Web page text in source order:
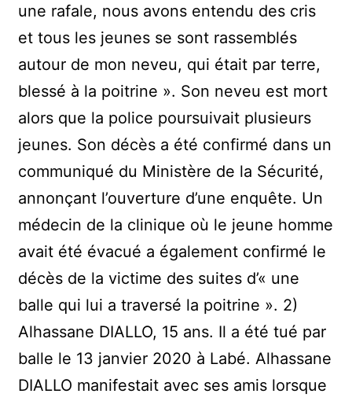
une rafale, nous avons entendu des cris
et tous les jeunes se sont rassemblés
autour de mon neveu, qui était par terre,
blessé à la poitrine ». Son neveu est mort
alors que la police poursuivait plusieurs
jeunes. Son décès a été confirmé dans un
communiqué du Ministère de la Sécurité,
annonçant l’ouverture d’une enquête. Un
médecin de la clinique où le jeune homme
avait été évacué a également confirmé le
décès de la victime des suites d’« une
balle qui lui a traversé la poitrine ». 2)
Alhassane DIALLO, 15 ans. Il a été tué par
balle le 13 janvier 2020 à Labé. Alhassane
DIALLO manifestait avec ses amis lorsque